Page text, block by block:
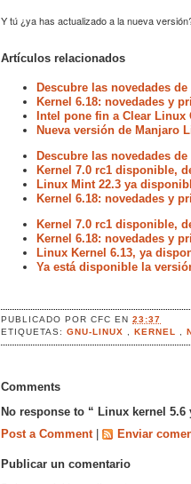
Y tú ¿ya has actualizado a la nueva
Artículos relacionados
Descubre las novedades
Kernel 6.18: novedades y
Intel pone fin a Clear Linux
Nueva versión de Manjaro
Descubre las novedades
Kernel 7.0 rc1 disponible,
Linux Mint 22.3 ya
Kernel 6.18: novedades y
Kernel 7.0 rc1 disponible,
Kernel 6.18: novedades y
Linux Kernel 6.13, ya
Ya está disponible la
PUBLICADO PORCFCEN23:37
ETIQUETAS:GNU-LINUX ,KERNEL ,
Comments
No response to “ Linux kernel 5.6
Post a Comment
Enviar
Publicar un comentario